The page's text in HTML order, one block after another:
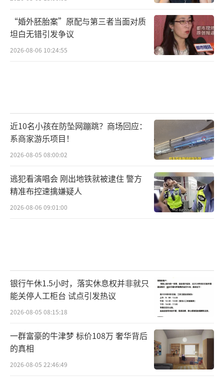
“婚外胚胎案”原配与第三者当面对质
坦白无错引发争议
2026-08-06 10:24:55
近10名小孩在防坠网蹦跳？商场回应：
系商家游乐项目！
2026-08-05 08:00:02
逃犯看演唱会 刚出地铁就被逮住 警方
精准布控速擒嫌疑人
2026-08-06 09:01:00
银行午休1.5小时，落实休息权并非就只
能关停人工柜台 试点引发热议
2026-08-05 08:15:18
一群富豪的牛津梦 标价108万 奢华背后
的真相
2026-08-05 22:46:49